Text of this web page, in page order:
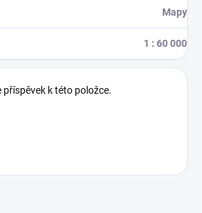
Mapy
1 : 60 000
k této položce.